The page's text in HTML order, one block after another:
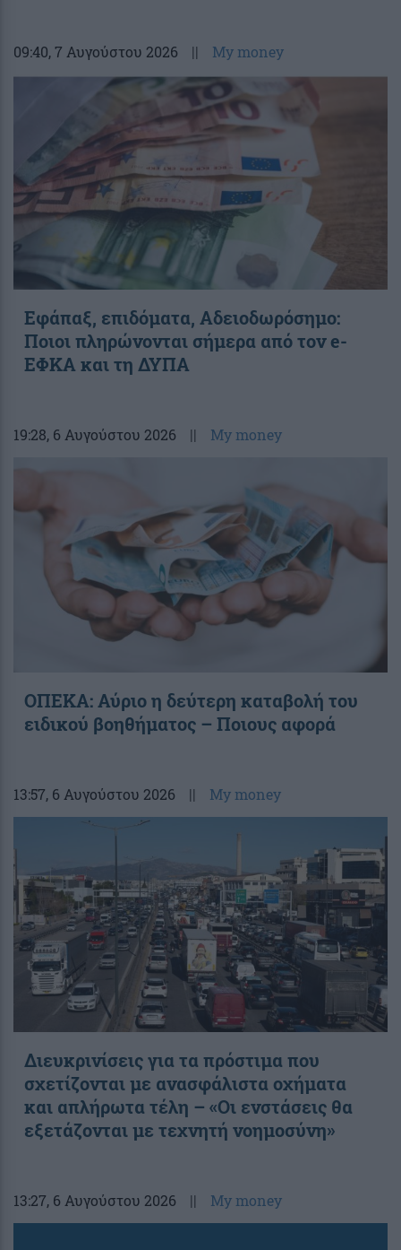
09:40, 7 Αυγούστου 2026 || My money
Εφάπαξ, επιδόματα, Αδειοδωρόσημο:
Ποιοι πληρώνονται σήμερα από τον e-
ΕΦΚΑ και τη ΔΥΠΑ
19:28, 6 Αυγούστου 2026 || My money
ΟΠΕΚΑ: Αύριο η δεύτερη καταβολή του
ειδικού βοηθήματος – Ποιους αφορά
13:57, 6 Αυγούστου 2026 || My money
Διευκρινίσεις για τα πρόστιμα που
σχετίζονται με ανασφάλιστα οχήματα
και απλήρωτα τέλη – «Οι ενστάσεις θα
εξετάζονται με τεχνητή νοημοσύνη»
13:27, 6 Αυγούστου 2026 || My money